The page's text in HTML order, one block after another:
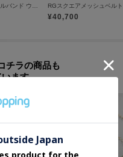
RGスクエアメタルバンド ウォッチ（ベージュ旭光ダイヤモンド）
¥40,700
チラの商品も
ます